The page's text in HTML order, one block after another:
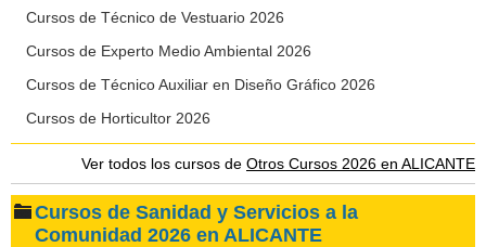
Cursos de Técnico de Vestuario 2026
Cursos de Experto Medio Ambiental 2026
Cursos de Técnico Auxiliar en Diseño Gráfico 2026
Cursos de Horticultor 2026
Ver todos los cursos de Otros Cursos 2026 en ALICANTE
Cursos de Sanidad y Servicios a la
Comunidad 2026 en ALICANTE